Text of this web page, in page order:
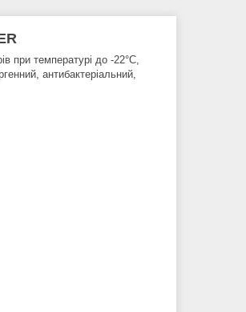
при температурі до -22°C,
антибактеріальний,